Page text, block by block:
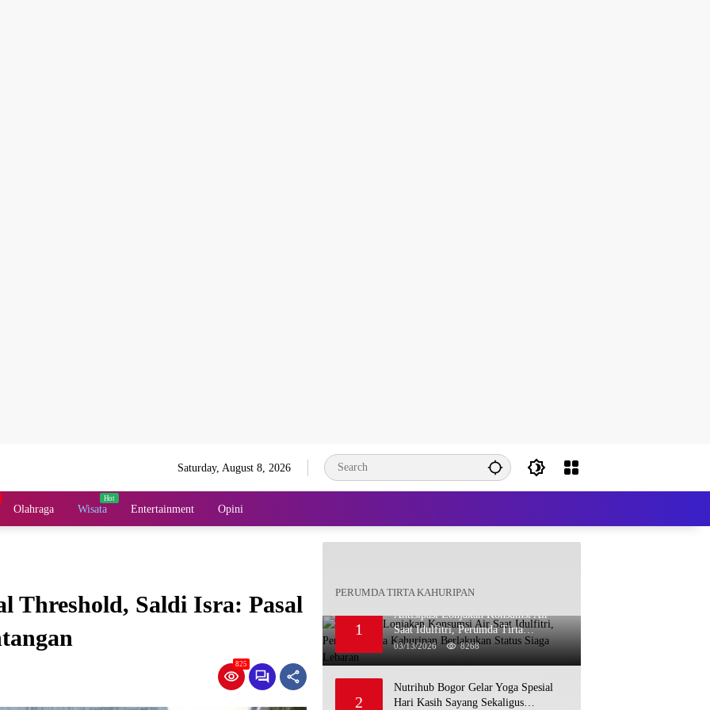
Saturday, August 8, 2026
Olahraga Wisata Entertainment Opini
Threshold, Saldi Isra: Pasal
825
PERUMDA TIRTA KAHURIPAN
1
Antisipasi Lonjakan Konsumsi Air
Saat Idulfitri, Perumda Tirta
Kahuripan Berlakukan Status Siaga
03/13/2026 8268
2
Nutrihub Bogor Gelar Yoga Spesial
Hari Kasih Sayang Sekaligus